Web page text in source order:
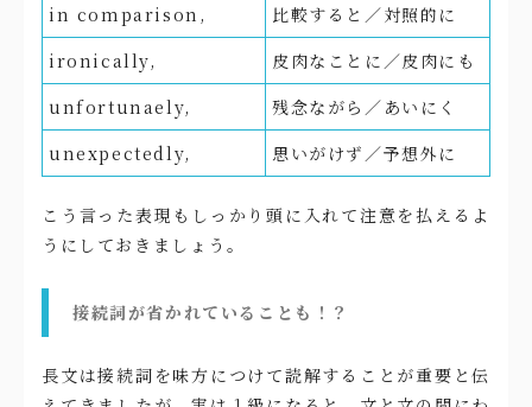
in comparison,
比較すると／対照的に
ironically,
皮肉なことに／皮肉にも
unfortunaely,
残念ながら／あいにく
unexpectedly,
思いがけず／予想外に
こう言った表現もしっかり頭に入れて注意を払えるよ
うにしておきましょう。
接続詞が省かれていることも！？
長文は接続詞を味方につけて読解することが重要と伝